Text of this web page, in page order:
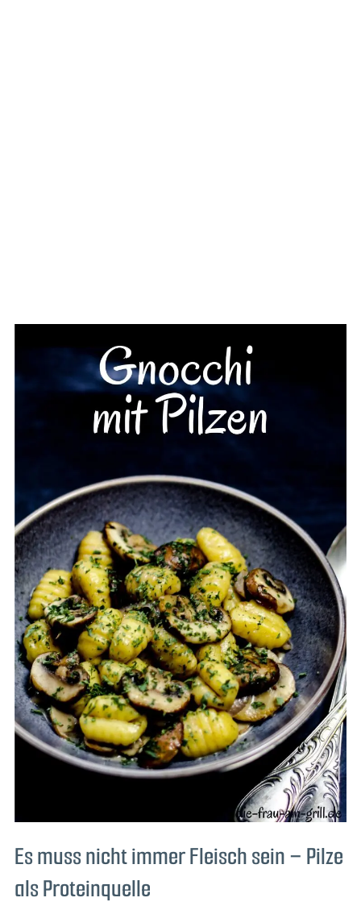
Es muss nicht immer Fleisch sein – Pilze
als Proteinquelle